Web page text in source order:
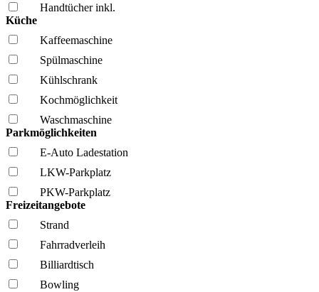
Handtücher inkl.
Küche
Kaffee­maschine
Spül­maschine
Kühl­schrank
Kochmöglich­keit
Wasch­maschine
Parkmöglichkeiten
E-Auto Ladestation
LKW-Parkplatz
PKW-Parkplatz
Freizeitangebote
Strand
Fahrrad­verleih
Billiardtisch
Bowling